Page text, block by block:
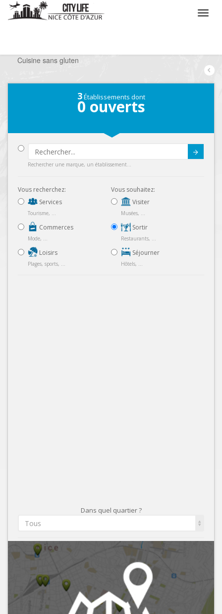
Cuisine sans gluten
3Établissements dont
0 ouverts
Rechercher une marque, un établissement...
Vous recherchez:
Services
Tourisme, ...
Commerces
Mode, ...
Loisirs
Plages, sports, ...
Vous souhaitez:
Visiter
Musées, ...
Sortir
Restaurants, ...
Séjourner
Hôtels, ...
Dans quel quartier ?
Tous